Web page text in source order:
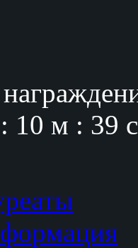
10 м : 38